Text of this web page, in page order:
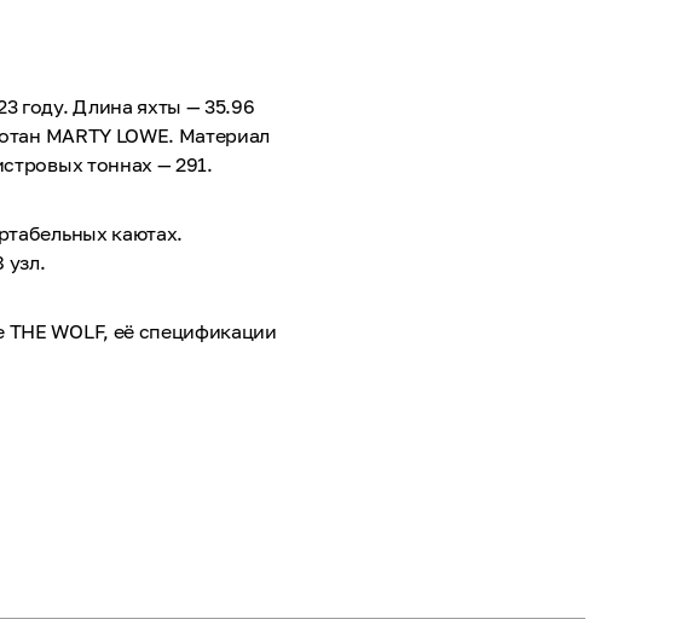
году. Длина яхты — 35.96
MARTY LOWE. Материал
тоннах — 291.
каютах.
узл.
WOLF, её спецификации